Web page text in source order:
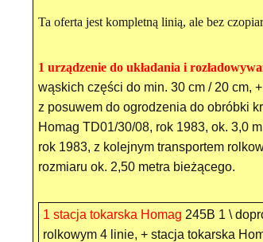
Ta oferta jest kompletną linią, ale bez
1 urządzenie do układania i
wąskich części do min. 30 cm / 20 cm,
z posuwem do ogrodzenia do obróbki
Homag TD01/30/08, rok 1983, ok. 3,0
rok 1983, z kolejnym transportem
rozmiaru ok. 2,50 metra bieżącego.
1 stacja tokarska Homag 245B 1 \
rolkowym 4 linie, + stacja tokarska